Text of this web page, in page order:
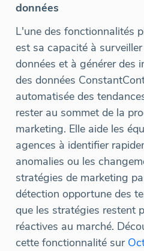
données
L'une des fonctionnalités
est sa capacité à
données et à générer des
des données
automatisée des
rester au sommet de la
marketing. Elle aide les
agences à identifier
anomalies ou les
stratégies de marketing
détection opportune des
que les stratégies restent
réactives au marché.
cette fonctionnalité sur